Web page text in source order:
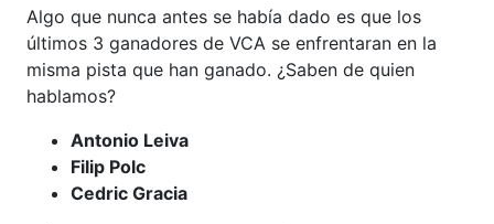
Algo que nunca antes se había dado es que los
últimos 3 ganadores de VCA se enfrentaran en la
misma pista que han ganado. ¿Saben de quien
hablamos?
Antonio Leiva
Filip Polc
Cedric Gracia